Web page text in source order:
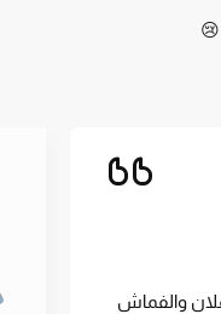
😢
والفماش